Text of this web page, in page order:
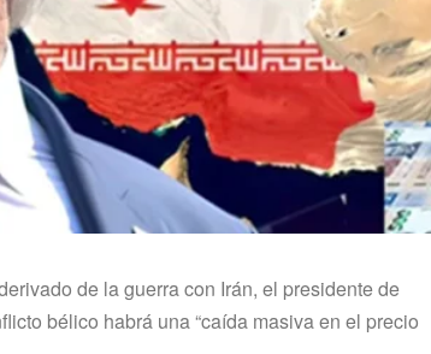
de la guerra con Irán, el presidente de
bélico habrá una “caída masiva en el precio